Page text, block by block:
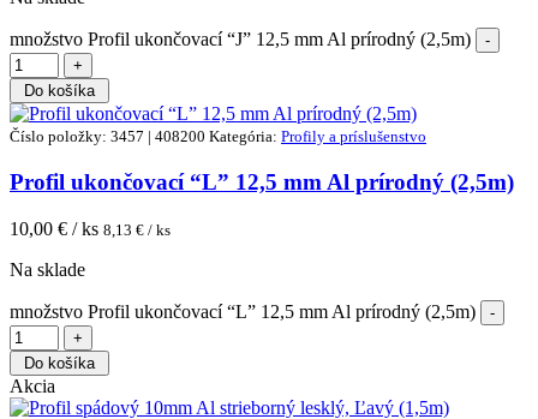
množstvo Profil ukončovací “J” 12,5 mm Al prírodný (2,5m)
Do košíka
Číslo položky: 3457 | 408200 Kategória: Profily a príslušenstvo
Profil ukončovací “L” 12,5 mm Al prírodný (2,5m)
10,00 € / ks 8,13 € / ks
Na sklade
množstvo Profil ukončovací “L” 12,5 mm Al prírodný (2,5m)
Do košíka
Akcia